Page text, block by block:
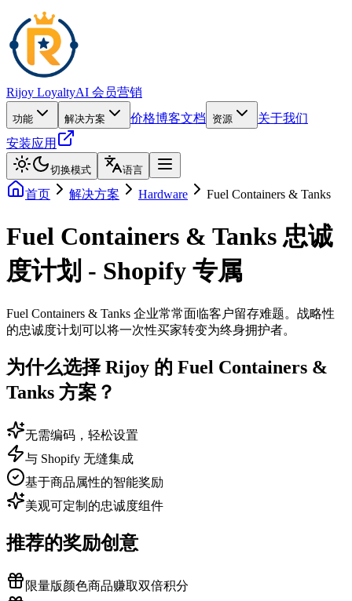
Rijoy LoyaltyAI 会员营销
功能 解决方案 价格博客文档 资源
关于我们
安装应用
切换模式 语言
首页 解决方案 Hardware Fuel Containers & Tanks
Fuel Containers & Tanks 忠诚
度计划 - Shopify 专属
Fuel Containers & Tanks 企业常常面临客户留存难题。战略性
的忠诚度计划可以将一次性买家转变为终身拥护者。
为什么选择 Rijoy 的 Fuel Containers &
Tanks 方案？
无需编码，轻松设置
与 Shopify 无缝集成
基于商品属性的智能奖励
美观可定制的忠诚度组件
推荐的奖励创意
限量版颜色商品赚取双倍积分